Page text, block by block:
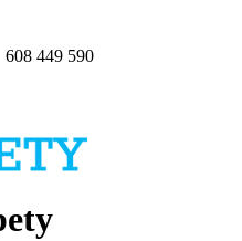
608 449 590